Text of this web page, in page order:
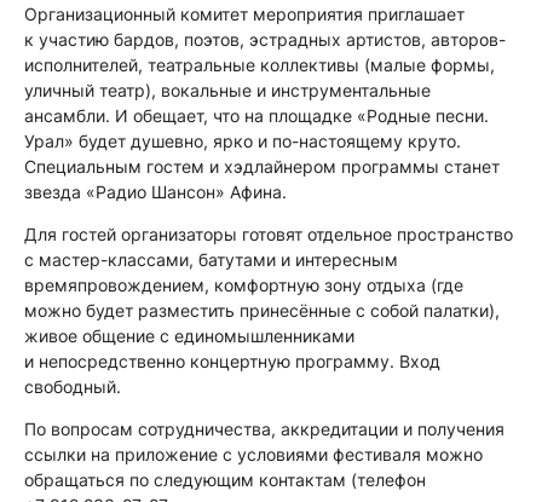
Организационный комитет мероприятия приглашает
к участию бардов, поэтов, эстрадных артистов, авторов-
исполнителей, театральные коллективы (малые формы,
уличный театр), вокальные и инструментальные
ансамбли. И обещает, что на площадке «Родные песни.
Урал» будет душевно, ярко и по-настоящему круто.
Специальным гостем и хэдлайнером программы станет
звезда «Радио Шансон» Афина.
Для гостей организаторы готовят отдельное пространство
с мастер-классами, батутами и интересным
времяпровождением, комфортную зону отдыха (где
можно будет разместить принесённые с собой палатки),
живое общение с единомышленниками
и непосредственно концертную программу. Вход
свободный.
По вопросам сотрудничества, аккредитации и получения
ссылки на приложение с условиями фестиваля можно
обращаться по следующим контактам (телефон